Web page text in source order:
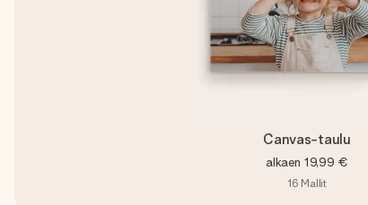
Canvas-taulu
alkaen 19,99 €
16 Mallit